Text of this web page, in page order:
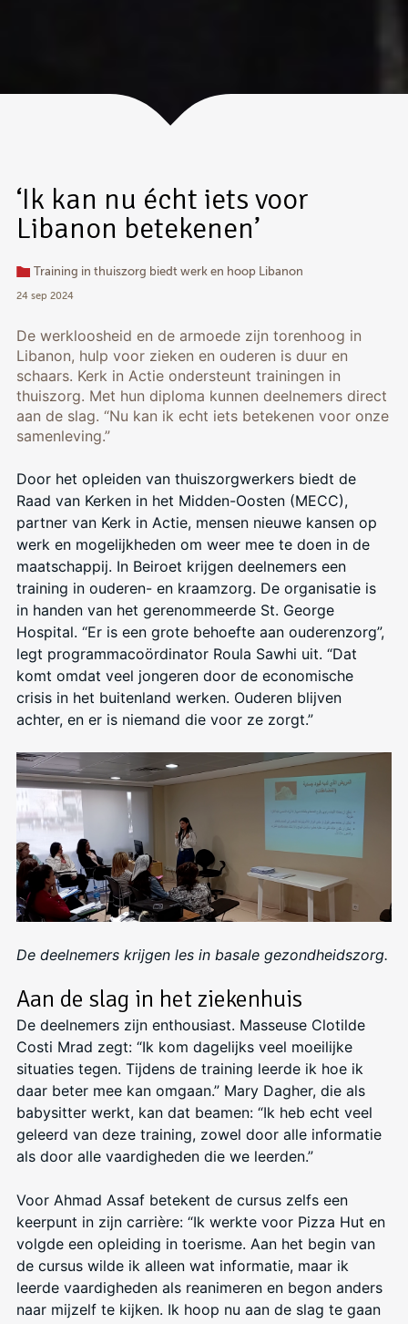
‘Ik kan nu écht iets voor
Libanon betekenen’
Training in thuiszorg biedt werk en hoop Libanon
24 sep 2024
De werkloosheid en de armoede zijn torenhoog in
Libanon, hulp voor zieken en ouderen is duur en
schaars. Kerk in Actie ondersteunt trainingen in
thuiszorg. Met hun diploma kunnen deelnemers direct
aan de slag. “Nu kan ik echt iets betekenen voor onze
samenleving.”
Door het opleiden van thuiszorgwerkers biedt de
Raad van Kerken in het Midden-Oosten (MECC),
partner van Kerk in Actie, mensen nieuwe kansen op
werk en mogelijkheden om weer mee te doen in de
maatschappij. In Beiroet krijgen deelnemers een
training in ouderen- en kraamzorg. De organisatie is
in handen van het gerenommeerde St. George
Hospital. “Er is een grote behoefte aan ouderenzorg”,
legt programmacoördinator Roula Sawhi uit. “Dat
komt omdat veel jongeren door de economische
crisis in het buitenland werken. Ouderen blijven
achter, en er is niemand die voor ze zorgt.”
De deelnemers krijgen les in basale gezondheidszorg.
Aan de slag in het ziekenhuis
De deelnemers zijn enthousiast. Masseuse Clotilde
Costi Mrad zegt: “Ik kom dagelijks veel moeilijke
situaties tegen. Tijdens de training leerde ik hoe ik
daar beter mee kan omgaan.” Mary Dagher, die als
babysitter werkt, kan dat beamen: “Ik heb echt veel
geleerd van deze training, zowel door alle informatie
als door alle vaardigheden die we leerden.”
Voor Ahmad Assaf betekent de cursus zelfs een
keerpunt in zijn carrière: “Ik werkte voor Pizza Hut en
volgde een opleiding in toerisme. Aan het begin van
de cursus wilde ik alleen wat informatie, maar ik
leerde vaardigheden als reanimeren en begon anders
naar mijzelf te kijken. Ik hoop nu aan de slag te gaan